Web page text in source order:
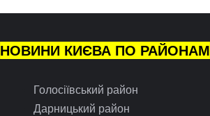
НОВИНИ КИЄВА ПО РАЙОНАМ
Голосіївський район
Дарницький район